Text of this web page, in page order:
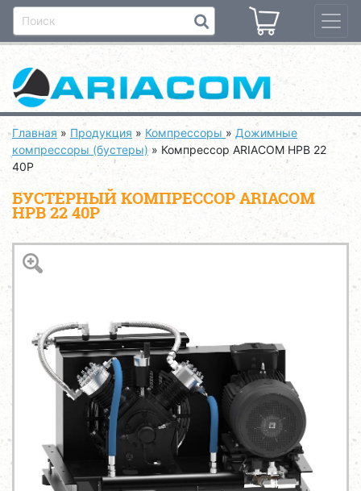
Главная » Продукция » Компрессоры » Дожимные
компрессоры (бустеры) » Компрессор ARIACOM HPB 22
40P
БУСТЕРНЫЙ КОМПРЕССОР ARIACOM
HPB 22 40P